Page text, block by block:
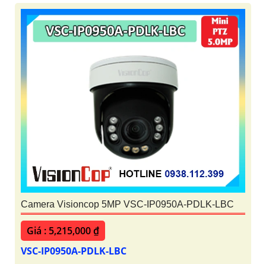
Camera Visioncop 5MP VSC-IP0950A-PDLK-LBC
Giá : 5,215,000 ₫
VSC-IP0950A-PDLK-LBC